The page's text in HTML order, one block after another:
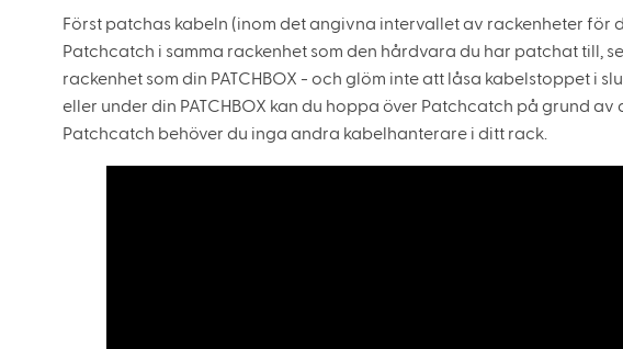
Först patchas kabeln (inom det angivna intervallet av rackenheter för
Patchcatch i samma rackenhet som den hårdvara du har patchat till,
rackenhet som din PATCHBOX - och glöm inte att låsa kabelstoppet i
eller under din PATCHBOX kan du hoppa över Patchcatch på grund
Patchcatch behöver du inga andra kabelhanterare i ditt rack.